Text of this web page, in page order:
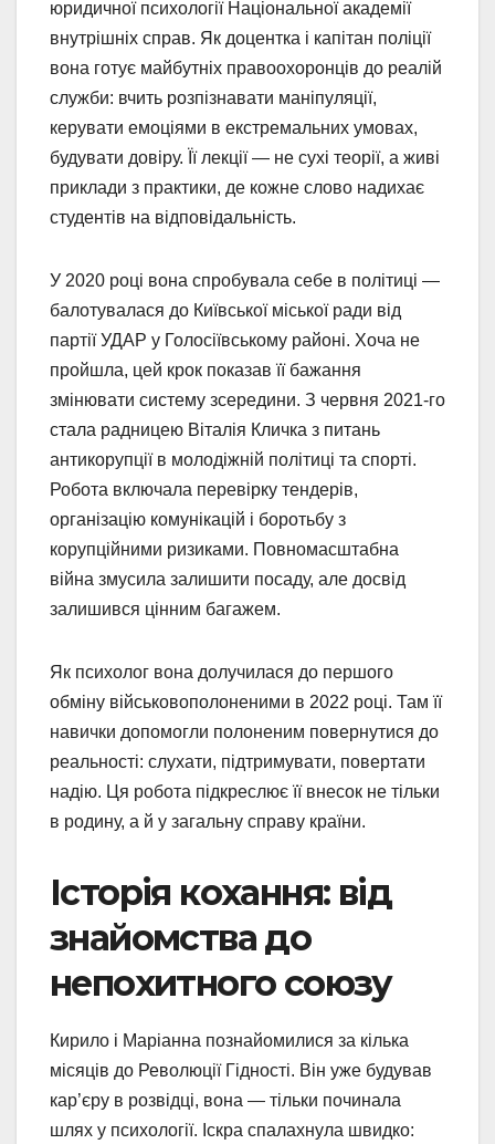
юридичної психології Національної академії
внутрішніх справ. Як доцентка і капітан поліції
вона готує майбутніх правоохоронців до реалій
служби: вчить розпізнавати маніпуляції,
керувати емоціями в екстремальних умовах,
будувати довіру. Її лекції — не сухі теорії, а живі
приклади з практики, де кожне слово надихає
студентів на відповідальність.
У 2020 році вона спробувала себе в політиці —
балотувалася до Київської міської ради від
партії УДАР у Голосіївському районі. Хоча не
пройшла, цей крок показав її бажання
змінювати систему зсередини. З червня 2021-го
стала радницею Віталія Кличка з питань
антикорупції в молодіжній політиці та спорті.
Робота включала перевірку тендерів,
організацію комунікацій і боротьбу з
корупційними ризиками. Повномасштабна
війна змусила залишити посаду, але досвід
залишився цінним багажем.
Як психолог вона долучилася до першого
обміну військовополоненими в 2022 році. Там її
навички допомогли полоненим повернутися до
реальності: слухати, підтримувати, повертати
надію. Ця робота підкреслює її внесок не тільки
в родину, а й у загальну справу країни.
Історія кохання: від
знайомства до
непохитного союзу
Кирило і Маріанна познайомилися за кілька
місяців до Революції Гідності. Він уже будував
кар’єру в розвідці, вона — тільки починала
шлях у психології. Іскра спалахнула швидко: